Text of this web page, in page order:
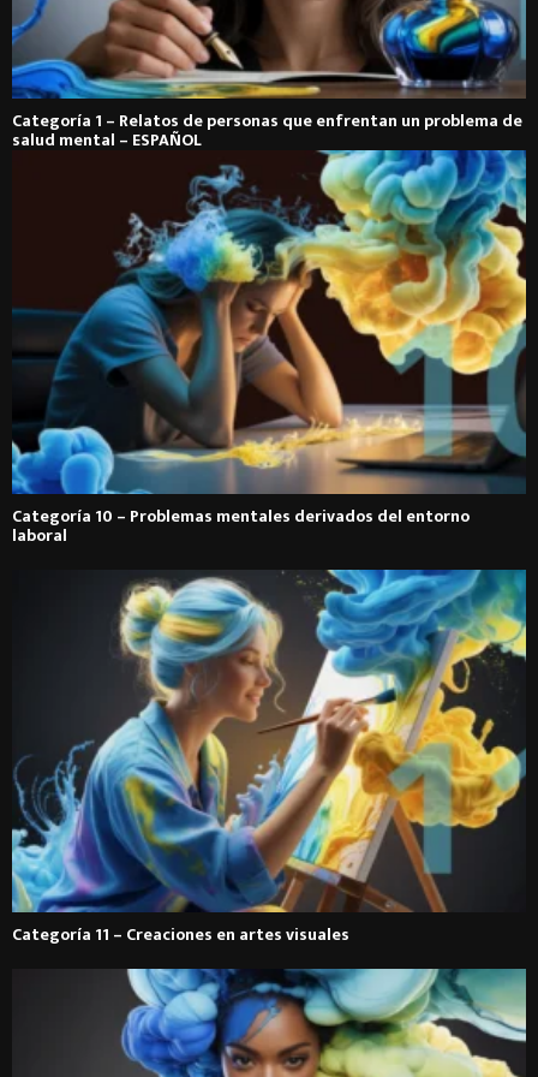
Categoría 1 – Relatos de personas que enfrentan un problema de
salud mental – ESPAÑOL
Categoría 10 – Problemas mentales derivados del entorno
laboral
Categoría 11 – Creaciones en artes visuales